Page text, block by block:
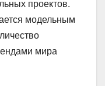
проектов.
модельным
мира